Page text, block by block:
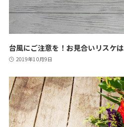
台風にご注意を！お見合いリスケ
2019年10月9日